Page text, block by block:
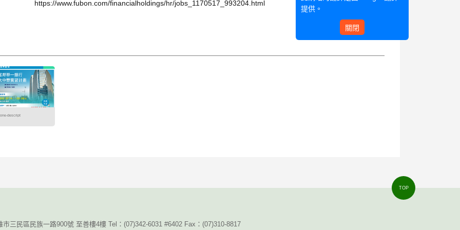
https://www.fubon.com/financialholdings/hr/jobs_1170517_993204.html
descript
市三民區民族一路900號 至善樓4樓 Tel： (07)342-6031 #6402 Fax ： (07)310-8817
TOP
提供。
關閉